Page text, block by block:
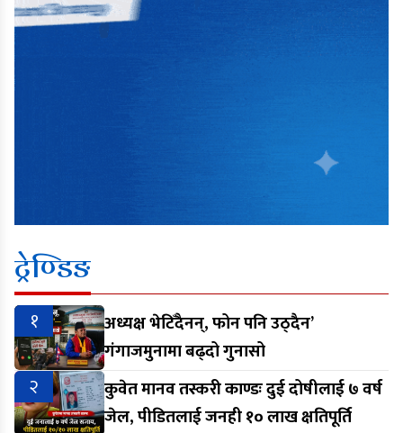
ट्रेण्डिङ
१
अध्यक्ष भेटिँदैनन्, फोन पनि उठ्दैन’
गंगाजमुनामा बढ्दो गुनासो
२
कुवेत मानव तस्करी काण्डः दुई दोषीलाई ७ वर्ष
जेल, पीडितलाई जनही १० लाख क्षतिपूर्ति